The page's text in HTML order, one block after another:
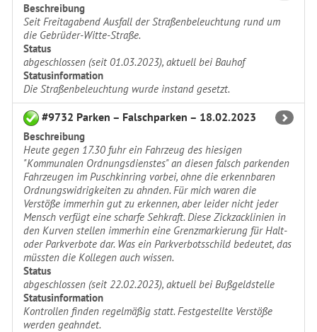
Beschreibung
Seit Freitagabend Ausfall der Straßenbeleuchtung rund um
die Gebrüder-Witte-Straße.
Status
abgeschlossen (seit 01.03.2023), aktuell bei Bauhof
Statusinformation
Die Straßenbeleuchtung wurde instand gesetzt.
#9732 Parken – Falschparken – 18.02.2023
Beschreibung
Heute gegen 17.30 fuhr ein Fahrzeug des hiesigen
"Kommunalen Ordnungsdienstes" an diesen falsch parkenden
Fahrzeugen im Puschkinring vorbei, ohne die erkennbaren
Ordnungswidrigkeiten zu ahnden. Für mich waren die
Verstöße immerhin gut zu erkennen, aber leider nicht jeder
Mensch verfügt eine scharfe Sehkraft. Diese Zickzacklinien in
den Kurven stellen immerhin eine Grenzmarkierung für Halt-
oder Parkverbote dar. Was ein Parkverbotsschild bedeutet, das
müssten die Kollegen auch wissen.
Status
abgeschlossen (seit 22.02.2023), aktuell bei Bußgeldstelle
Statusinformation
Kontrollen finden regelmäßig statt. Festgestellte Verstöße
werden geahndet.